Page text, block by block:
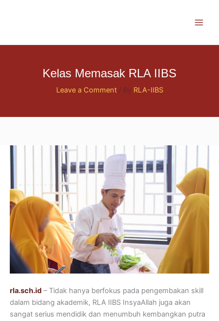
Kelas Memasak RLA IIBS
Leave a Comment / By RLA-IIBS
rla.sch.id – Tidak hanya berfokus pada pengembakan skill
dalam bidang akademik, RLA IIBS InsyaAllah juga akan
sangat serius mendidik dan menumbuh kembangkan putra